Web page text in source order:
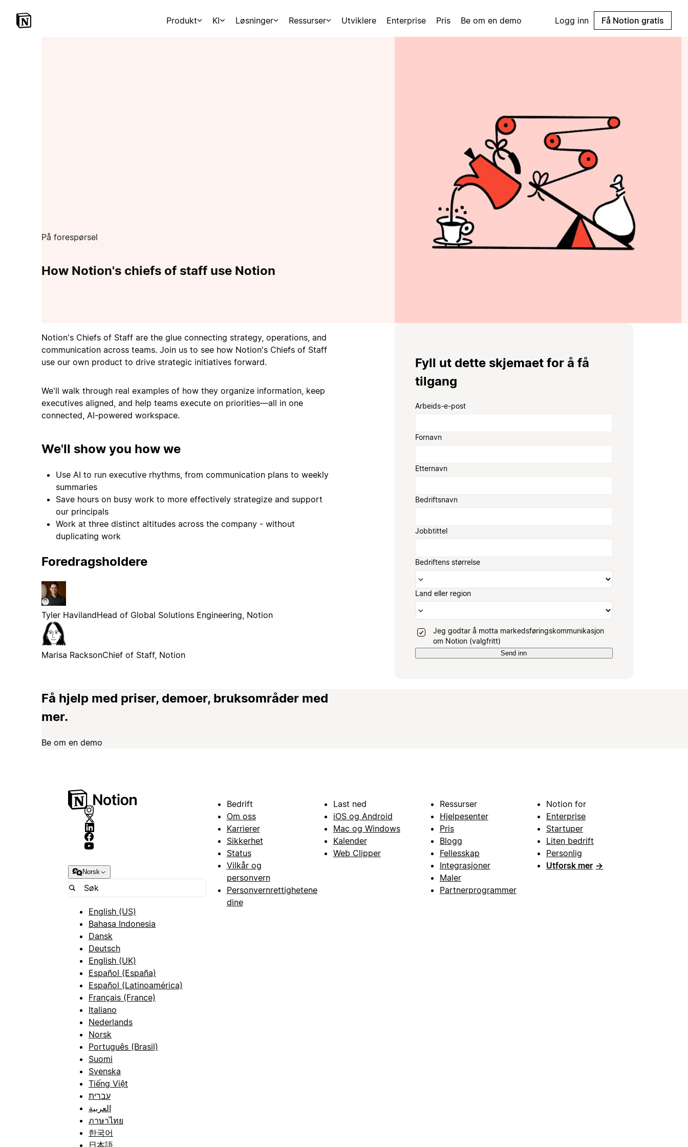
Produkt KI Løsninger Ressurser Utviklere Enterprise Pris Be om en demo Logg inn Få Notion gratis
På forespørsel
How Notion's chiefs of staff use Notion
Notion's Chiefs of Staff are the glue connecting strategy, operations, and
communication across teams. Join us to see how Notion's Chiefs of Staff
use our own product to drive strategic initiatives forward.
We'll walk through real examples of how they organize information, keep
executives aligned, and help teams execute on priorities—all in one
connected, AI-powered workspace.
We'll show you how we
Use AI to run executive rhythms, from communication plans to weekly
summaries
Save hours on busy work to more effectively strategize and support
our principals
Work at three distinct altitudes across the company - without
duplicating work
Foredragsholdere
Tyler HavilandHead of Global Solutions Engineering, Notion
Marisa RacksonChief of Staff, Notion
Fyll ut dette skjemaet for å få
tilgang
Arbeids-e-post
Fornavn
Etternavn
Bedriftsnavn
Jobbtittel
Bedriftens størrelse
Land eller region
Jeg godtar å motta markedsføringskommunikasjon
om Notion (valgfritt)
Send inn
Få hjelp med priser, demoer, bruksområder med
mer.
Be om en demo
Norsk
English (US)
Bahasa Indonesia
Dansk
Deutsch
English (UK)
Español (España)
Español (Latinoamérica)
Français (France)
Italiano
Nederlands
Norsk
Português (Brasil)
Suomi
Svenska
Tiếng Việt
עברית
العربية
ภาษาไทย
한국어
Bedrift
Om oss
Karrierer
Sikkerhet
Status
Vilkår og
personvern
Personvernrettighetene
dine
Last ned
iOS og Android
Mac og Windows
Kalender
Web Clipper
Ressurser
Hjelpesenter
Pris
Blogg
Fellesskap
Integrasjoner
Maler
Partnerprogrammer
Notion for
Enterprise
Startuper
Liten bedrift
Personlig
Utforsk mer →